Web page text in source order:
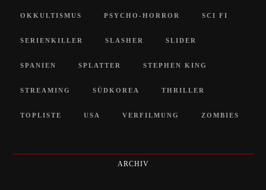
OKKULTISMUS PSYCHO-HORROR SCI FI
SERIENKILLER SLASHER SLIDER
SPANIEN SPLATTER STEPHEN KING
STREAMING SÜDKOREA THRILLER
TOPLISTE USA VERFILMUNG ZOMBIES
ARCHIV